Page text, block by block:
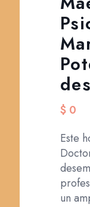
$ 0
Este
un